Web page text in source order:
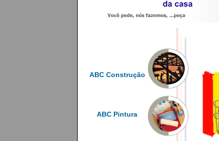
ABC Construção
ABC Pintura